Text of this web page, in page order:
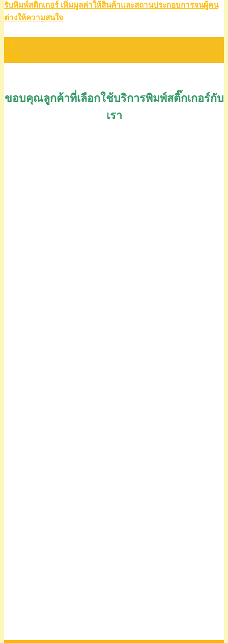
รับพิมพ์สติกเกอร์ เพิ่มมูลค่าให้สินค้าและสถานประกอบการจนผู้คน
ต่างให้ความสนใจ
15
ก.พ.
ขอบคุณลูกค้าที่เลือกใช้บริการพิมพ์สติ๊กเกอร์กับ
เรา